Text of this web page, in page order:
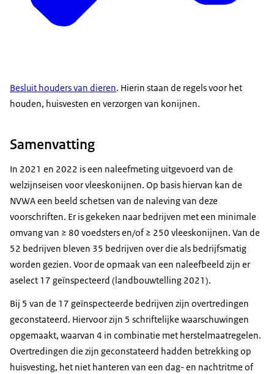
Besluit houders van dieren. Hierin staan de regels voor het
houden, huisvesten en verzorgen van konijnen.
Samenvatting
In 2021 en 2022 is een naleefmeting uitgevoerd van de
welzijnseisen voor vleeskonijnen. Op basis hiervan kan de
NVWA een beeld schetsen van de naleving van deze
voorschriften. Er is gekeken naar bedrijven met een minimale
omvang van ≥ 80 voedsters en/of ≥ 250 vleeskonijnen. Van de
52 bedrijven bleven 35 bedrijven over die als bedrijfsmatig
worden gezien. Voor de opmaak van een naleefbeeld zijn er
aselect 17 geïnspecteerd (landbouwtelling 2021).
Bij 5 van de 17 geïnspecteerde bedrijven zijn overtredingen
geconstateerd. Hiervoor zijn 5 schriftelijke waarschuwingen
opgemaakt, waarvan 4 in combinatie met herstelmaatregelen.
Overtredingen die zijn geconstateerd hadden betrekking op
huisvesting, het niet hanteren van een dag- en nachtritme of